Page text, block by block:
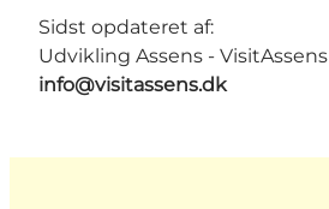
Sidst opdateret af:
Udvikling Assens - VisitAssens
info@visitassens.dk